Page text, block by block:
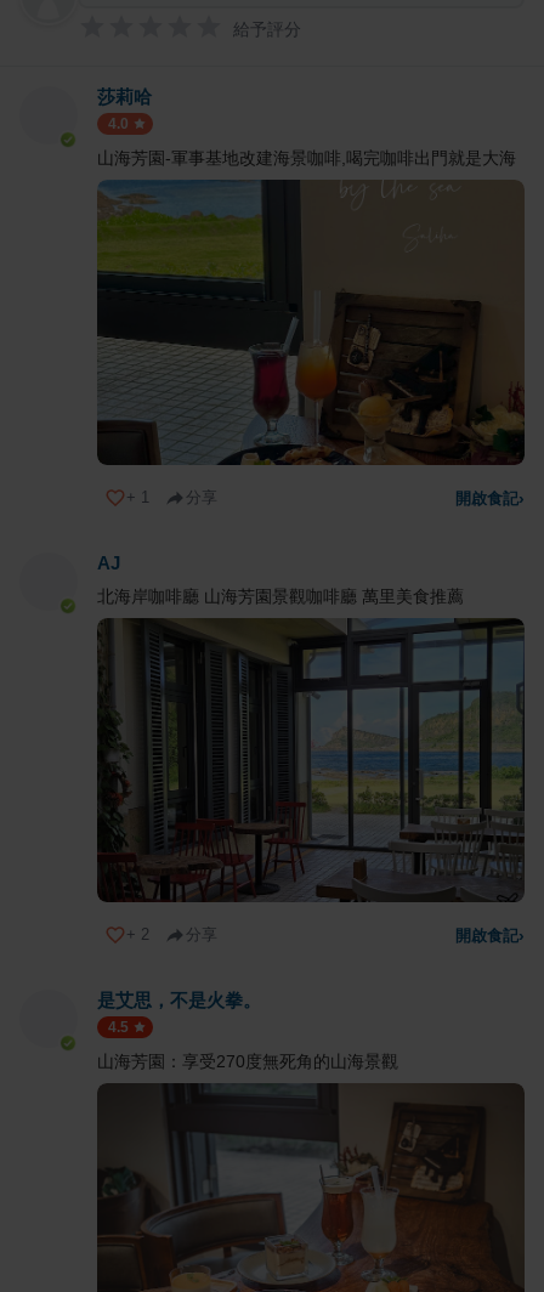
給予評分
莎莉哈
4.0
山海芳園-軍事基地改建海景咖啡,喝完咖啡出門就是大海
+ 1 分享 開啟食記›
AJ
北海岸咖啡廳 山海芳園景觀咖啡廳 萬里美食推薦
+ 2 分享 開啟食記›
是艾思，不是火拳。
4.5
山海芳園：享受270度無死角的山海景觀